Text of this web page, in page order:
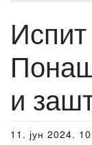
и
11. јун 2024.